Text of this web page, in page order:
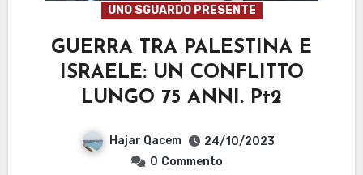
UNO SGUARDO PRESENTE
GUERRA TRA PALESTINA E
ISRAELE: UN CONFLITTO
LUNGO 75 ANNI. Pt2
Hajar Qacem
24/10/2023
0 Commento